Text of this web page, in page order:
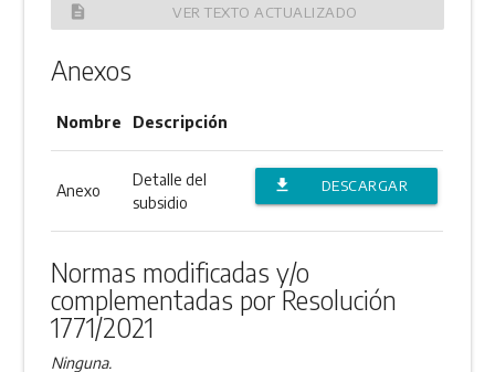
description VER TEXTO ACTUALIZADO
Anexos
Nombre Descripción
Anexo
Detalle del
subsidio
file_download
DESCARGAR
Normas modificadas y/o
complementadas por Resolución
1771/2021
Ninguna.